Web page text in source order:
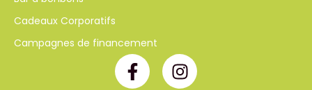
Cadeaux Corporatifs
Campagnes de financement